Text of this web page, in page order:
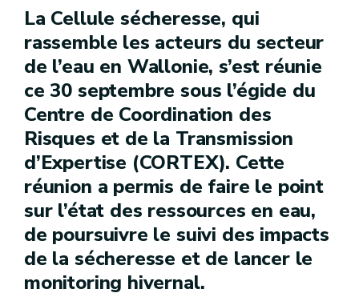
La Cellule sécheresse, qui
rassemble les acteurs du secteur
de l’eau en Wallonie, s’est réunie
ce 30 septembre sous l’égide du
Centre de Coordination des
Risques et de la Transmission
d’Expertise (CORTEX). Cette
réunion a permis de faire le point
sur l’état des ressources en eau,
de poursuivre le suivi des impacts
de la sécheresse et de lancer le
monitoring hivernal.